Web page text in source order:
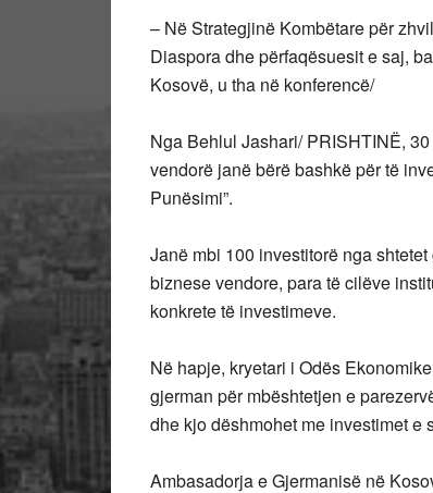
– Në Strategjinë Kombëtare për
Diaspora dhe përfaqësuesit e saj,
Kosovë, u tha në konferencë/
Nga Behlul Jashari/ PRISHTINË,
vendorë janë bërë bashkë për të
Punësimi”.
Janë mbi 100 investitorë nga
biznese vendore, para të cilëve
konkrete të investimeve.
Në hapje, kryetari i Odës
gjerman për mbështetjen e
dhe kjo dëshmohet me investimet e
Ambasadorja e Gjermanisë në